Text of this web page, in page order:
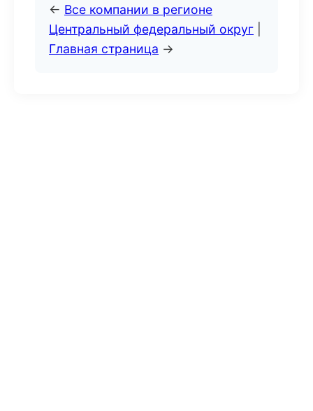
← Все компании в регионе
Центральный федеральный округ
Главная страница →